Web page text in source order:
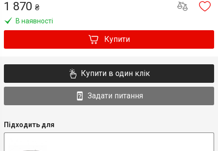
1 870 ₴
В наявності
Купити
Купити в один клік
Задати питання
Підходить для